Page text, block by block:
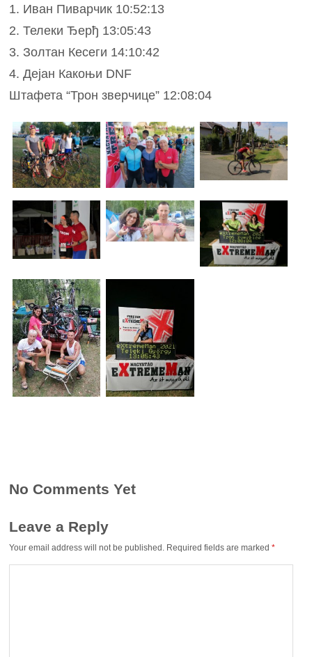
1. Иван Пиварчик 10:52:13
2. Телеки Ђерђ 13:05:43
3. Золтан Кесеги 14:10:42
4. Дејан Какоњи DNF
Штафета “Трон зверчице” 12:08:04
No Comments Yet
Leave a Reply
Your email address will not be published. Required fields are marked*